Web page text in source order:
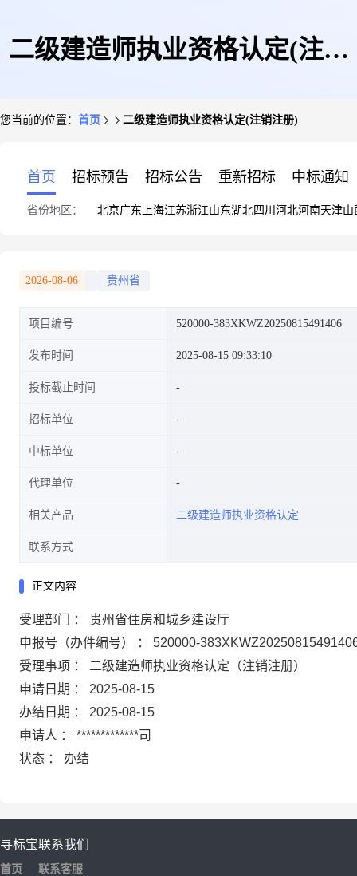
二级建造师执业资格认定(注销
您当前的位置： 首页 二级建造师执业资格认定(注销注册)
首页 招标预告 招标公告 重新招标 中标通知
省份地区： 北京广东 上海江苏浙江山东湖北四川 河北河南天津山
2026-08-06 贵州省
项目编号 520000-383XKWZ20250815491406
发布时间 2025-08-15 09:33:10
投标截止时间
招标单位
中标单位
代理单位
相关产品 二级建造师执业资格认定
联系方式
正文内容
受理部门 ： 贵州省住房和城乡建设厅
申报号（办件编号） ： 520000-
受理事项 ： 二级建造师执业资格认定（注销注册）
申请日期 ： 2025-08-15
办结日期 ： 2025-08-15
申请人 ： *************司
状态 ： 办结
寻标宝
首页
联系我们
联系客服